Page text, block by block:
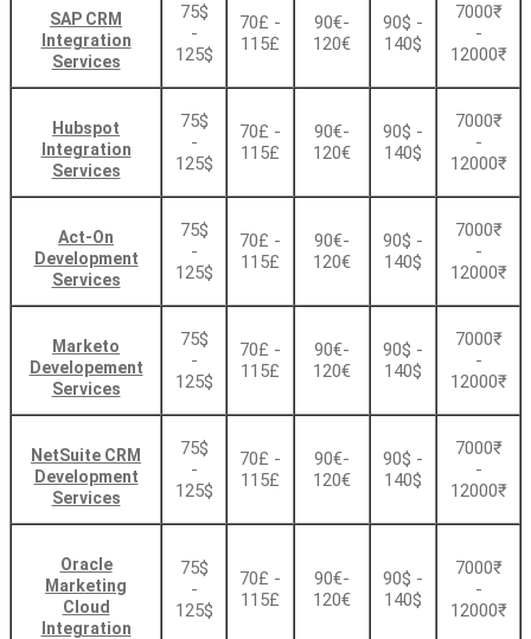
SAP CRM
Integration
Services
75$
-
125$
70£ -
115£
90€-
120€
90$ -
140$
7000₹
-
12000₹
Hubspot
Integration
Services
75$
-
125$
70£ -
115£
90€-
120€
90$ -
140$
7000₹
-
12000₹
Act-On
Development
Services
75$
-
125$
70£ -
115£
90€-
120€
90$ -
140$
7000₹
-
12000₹
Marketo
Developement
Services
75$
-
125$
70£ -
115£
90€-
120€
90$ -
140$
7000₹
-
12000₹
NetSuite CRM
Development
Services
75$
-
125$
70£ -
115£
90€-
120€
90$ -
140$
7000₹
-
12000₹
Oracle
Marketing
Cloud
Integration
75$
-
125$
70£ -
115£
90€-
120€
90$ -
140$
7000₹
-
12000₹